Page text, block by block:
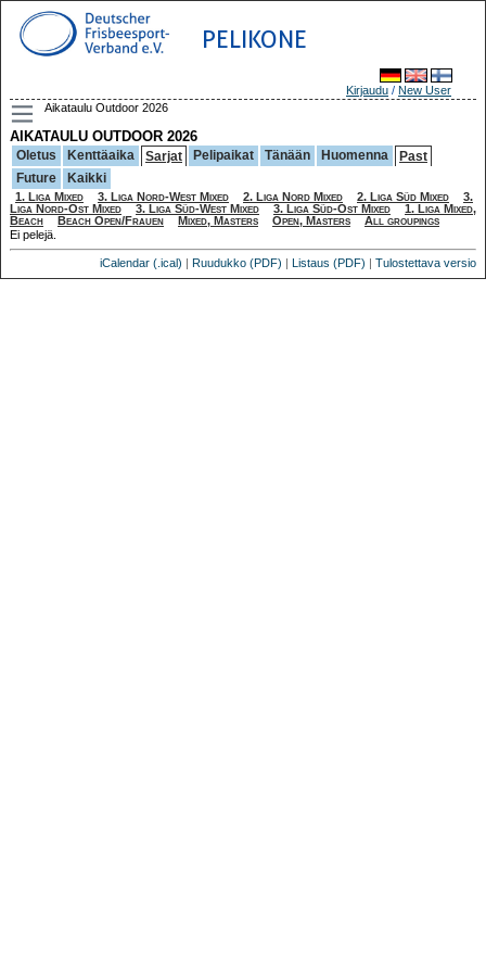
PELIKONE
Kirjaudu / New User
Aikataulu Outdoor 2026
AIKATAULU OUTDOOR 2026
Oletus Kenttäaika Sarjat Pelipaikat Tänään Huomenna
Past
Future
Kaikki
1. Liga Mixed 3. Liga Nord-West Mixed 2. Liga Nord Mixed 2. Liga Süd Mixed
3.
Liga Nord-Ost Mixed
3. Liga Süd-West Mixed 3. Liga Süd-Ost Mixed
1. Liga Mixed,
Beach
Beach Open/Frauen Mixed, Masters Open, Masters
All groupings
Ei pelejä.
iCalendar (.ical) | Ruudukko (PDF) | Listaus (PDF) | Tulostettava versio